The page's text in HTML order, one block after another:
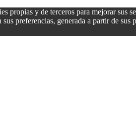
propias y de terceros para mejorar sus
preferencias, generada a partir de